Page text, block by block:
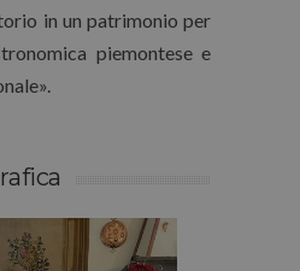
in un patrimonio per
piemontese e